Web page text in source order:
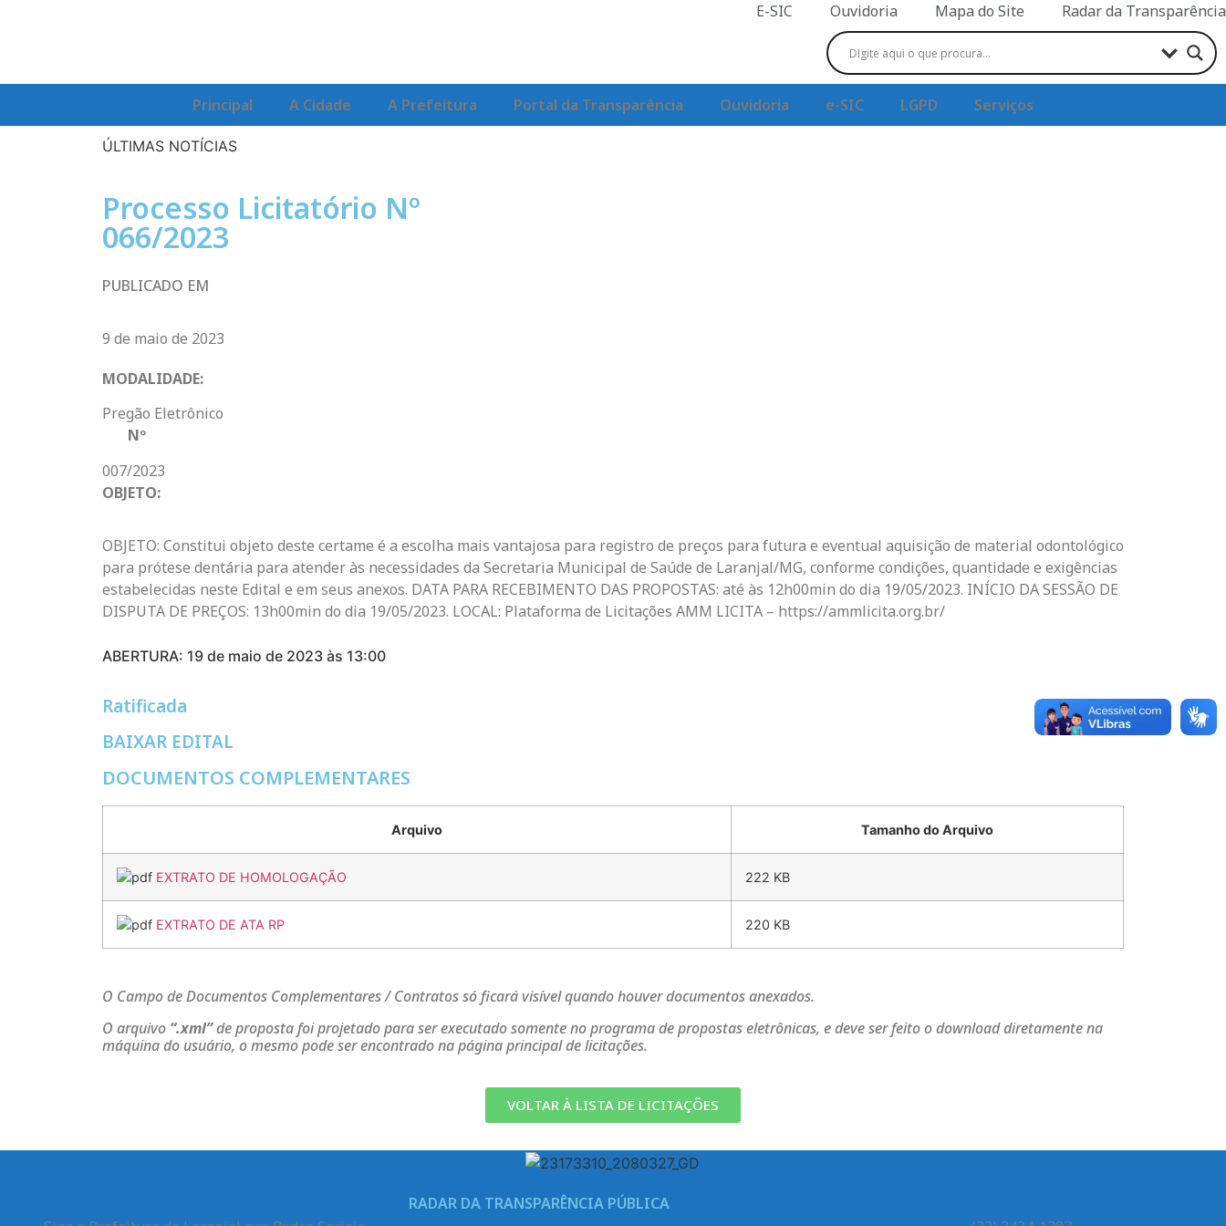
E-SIC Ouvidoria Mapa do Site Radar da Transparência
Principal A Cidade A Prefeitura Portal da Transparência Ouvidoria e-SIC LGPD Serviços
ÚLTIMAS NOTÍCIAS
Processo Licitatório Nº
066/2023
PUBLICADO EM
9 de maio de 2023
MODALIDADE:
Pregão Eletrônico
Nº
007/2023
OBJETO:
OBJETO: Constitui objeto deste certame é a escolha mais vantajosa para registro de preços para futura e eventual aquisição de material odontológico
para prótese dentária para atender às necessidades da Secretaria Municipal de Saúde de Laranjal/MG, conforme condições, quantidade e exigências
estabelecidas neste Edital e em seus anexos. DATA PARA RECEBIMENTO DAS PROPOSTAS: até às 12h00min do dia 19/05/2023. INÍCIO DA SESSÃO DE
DISPUTA DE PREÇOS: 13h00min do dia 19/05/2023. LOCAL: Plataforma de Licitações AMM LICITA – https://ammlicita.org.br/
ABERTURA: 19 de maio de 2023 às 13:00
Ratificada
BAIXAR EDITAL
DOCUMENTOS COMPLEMENTARES
Arquivo Tamanho do Arquivo
EXTRATO DE HOMOLOGAÇÃO 222 KB
EXTRATO DE ATA RP 220 KB
O Campo de Documentos Complementares / Contratos só ficará visível quando houver documentos anexados.
O arquivo “.xml”de proposta foi projetado para ser executado somente no programa de propostas eletrônicas, e deve ser feito o download diretamente na
máquina do usuário, o mesmo pode ser encontrado na página principal de licitações.
VOLTAR À LISTA DE LICITAÇÕES
RADAR DA TRANSPARÊNCIA PÚBLICA